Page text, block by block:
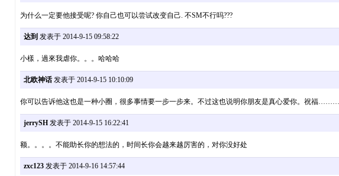
为什么一定要他接受呢? 你自己也可以尝试改变自己. 不SM不行吗???
达到 发表于 2014-9-15 09:58:22
小樣，過來我虐你。。。哈哈哈
北欧神话发表于 2014-9-15 10:10:09
你可以告诉他这也是一种小圈，很多事情要一步一步来。不过这也说明你朋友是真心爱你。祝福
jerrySH发表于 2014-9-15 16:22:41
额。。。。不能助长你的想法的，时间长你会越来越厉害的，对你没好处
zxc123发表于 2014-9-16 14:57:44